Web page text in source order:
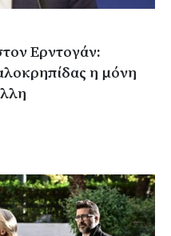
Ερντογάν:
η μόνη